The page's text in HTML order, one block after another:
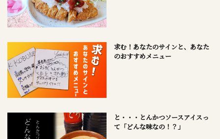
求む！あなたのサインと、あなた
のおすすめメニュー
と・・・とんかつソースアイスっ
て「どんな味なの！？」